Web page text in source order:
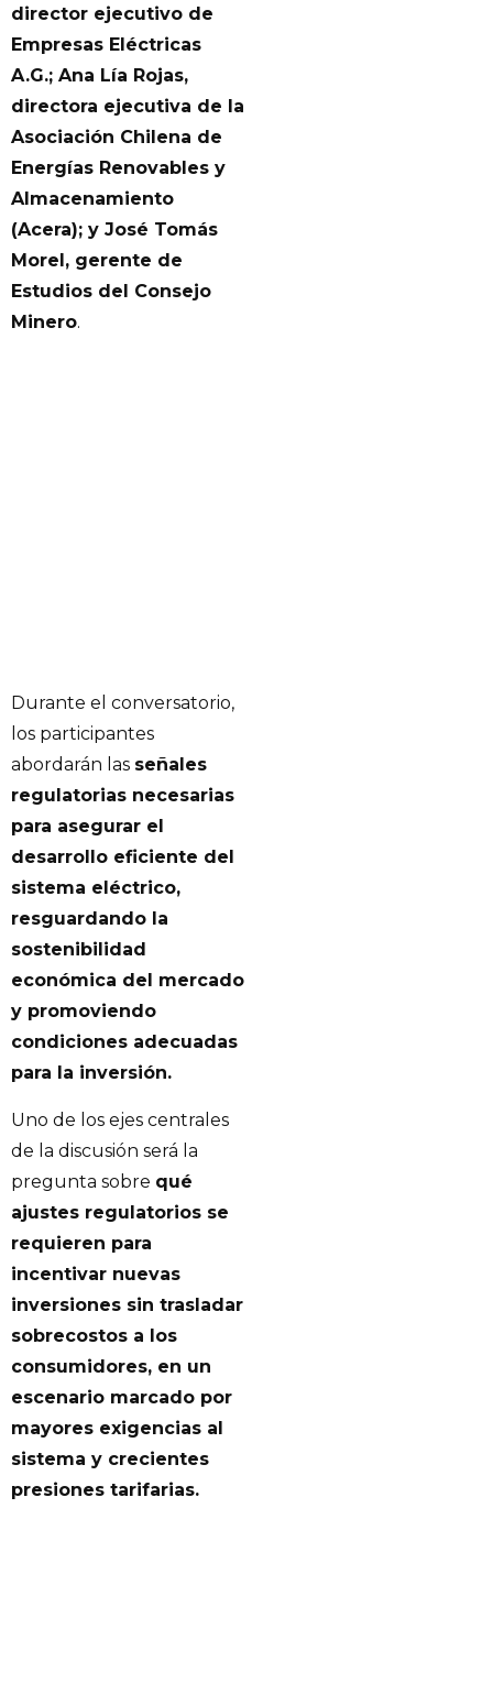
director ejecutivo de
Empresas Eléctricas
A.G.; Ana Lía Rojas,
directora ejecutiva de la
Asociación Chilena de
Energías Renovables y
Almacenamiento
(Acera); y José Tomás
Morel, gerente de
Estudios del Consejo
Minero.
Durante el conversatorio,
los participantes
abordarán las señales
regulatorias necesarias
para asegurar el
desarrollo eficiente del
sistema eléctrico,
resguardando la
sostenibilidad
económica del mercado
y promoviendo
condiciones adecuadas
para la inversión.
Uno de los ejes centrales
de la discusión será la
pregunta sobre qué
ajustes regulatorios se
requieren para
incentivar nuevas
inversiones sin trasladar
sobrecostos a los
consumidores, en un
escenario marcado por
mayores exigencias al
sistema y crecientes
presiones tarifarias.